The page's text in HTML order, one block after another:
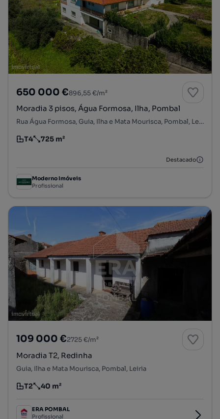
650 000 €896,55 €/m²
Moradia 3 pisos, Água Formosa, Ilha, Pombal
Rua Água Formosa, Guia, Ilha e Mata Mourisca, Pombal, Leiria
Tipologia
T4
Preço por metro quadrado
725 m²
Destacado
Moderno Imóveis
Profissional
109 000 €2725 €/m²
Moradia T2, Redinha
Guia, Ilha e Mata Mourisca, Pombal, Leiria
Tipologia
T2
Preço por metro quadrado
40 m²
ERA POMBAL
Profissional